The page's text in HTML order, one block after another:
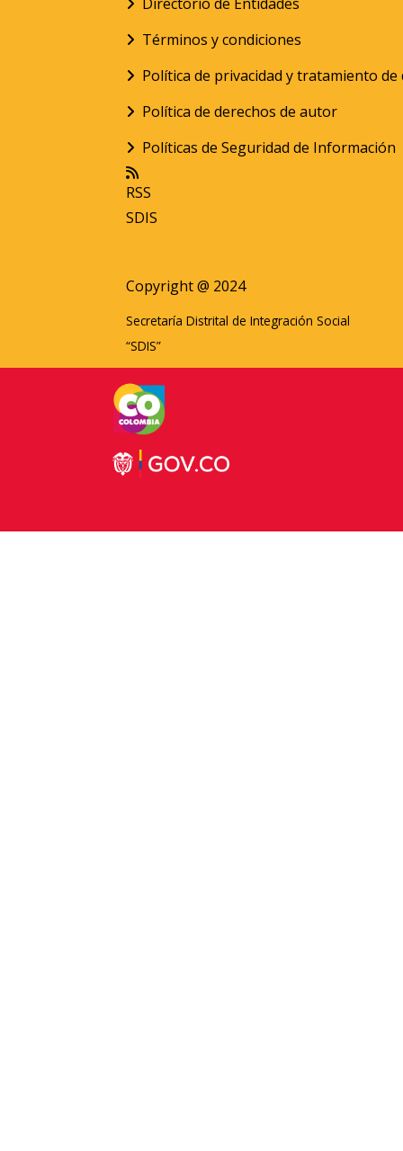
Términos y condiciones
Política de privacidad y tratamiento
Política de derechos de autor
Políticas de Seguridad de Información
RSS
SDIS
Copyright @ 2024
Secretaría Distrital de Integración Social
“SDIS”